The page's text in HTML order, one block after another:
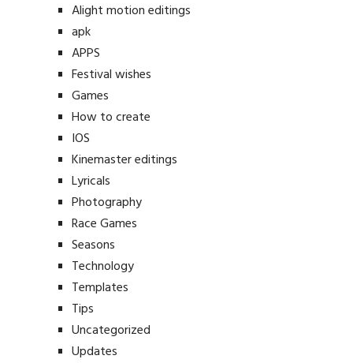
Alight motion editings
apk
APPS
Festival wishes
Games
How to create
IOS
Kinemaster editings
Lyricals
Photography
Race Games
Seasons
Technology
Templates
Tips
Uncategorized
Updates